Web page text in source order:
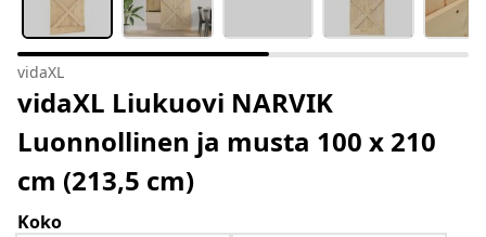
vidaXL
vidaXL Liukuovi NARVIK
Luonnollinen ja musta 100 x 210
cm (213,5 cm)
Koko